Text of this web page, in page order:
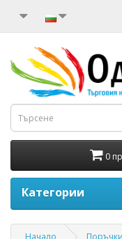
Категории